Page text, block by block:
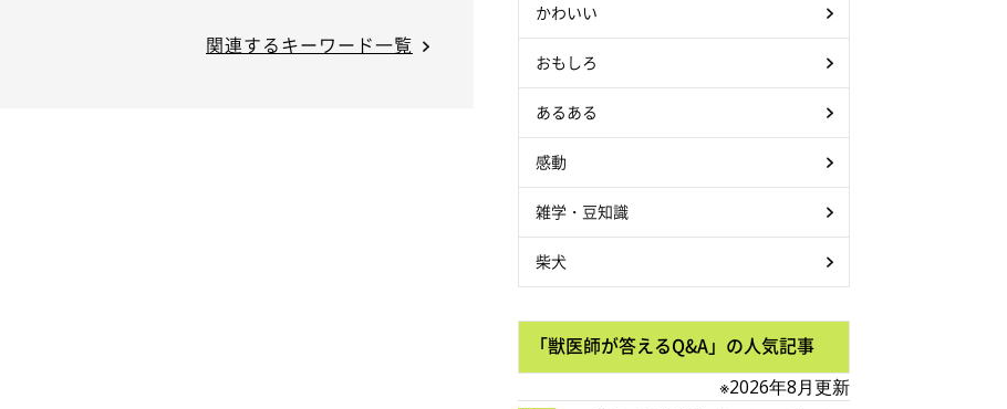
関連するキーワード一覧
かわいい
おもしろ
あるある
感動
雑学・豆知識
柴犬
「獣医師が答えるQ&A」の人気記事
※2026年8月更新